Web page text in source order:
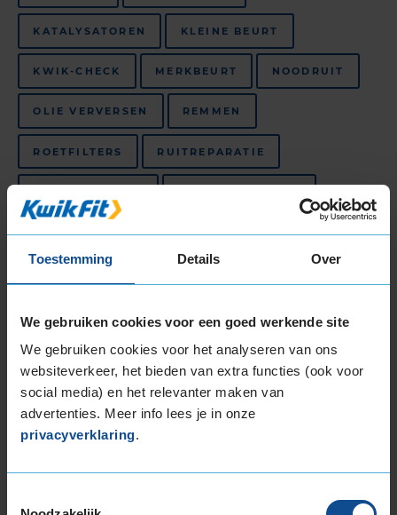
Toestemming Details Over
We gebruiken cookies voor een goed werkende site
We gebruiken cookies voor het analyseren van ons
websiteverkeer, het bieden van extra functies (ook voor
social media) en het relevanter maken van
advertenties. Meer info lees je in onze
privacyverklaring.
KATALYSATOREN KLEINE BEURT
KWIK-CHECK MERKBEURT NOODRUIT
OLIE VERVERSEN REMMEN
ROETFILTERS RUITREPARATIE
TREKHAKEN UITLATEN UITLIJNEN
Niet beschikbaar in dit filiaal, maar wel
beschikbaar bij andere filialen
FIETSONDERHOUDSBEURT